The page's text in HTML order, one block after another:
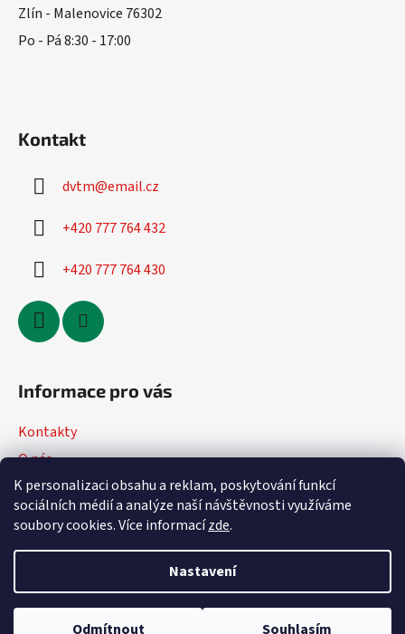
K personalizaci obsahu a reklam, poskytování funkcí
sociálních médií a analýze naší návštěvnosti využíváme
soubory cookies. Více informacízde.
Nastavení
Odmítnout Souhlasím
Zlín - Malenovice 76302
Po - Pá 8:30 - 17:00
Kontakt
dvtm@email.cz
+420 777 764 432
+420 777 764 430
Informace pro vás
Kontakty
O nás
Jak nakupovat
Obchodní podmínky
Vytvořil Shoptet